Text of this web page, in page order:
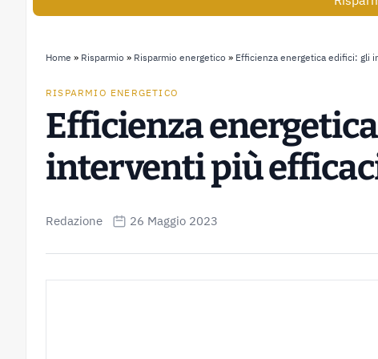
Home » Risparmio » Risparmio energetico » Efficienza energetica edifici: gli
RISPARMIO ENERGETICO
Efficienza
interventi più
Redazione 26 Maggio 2023